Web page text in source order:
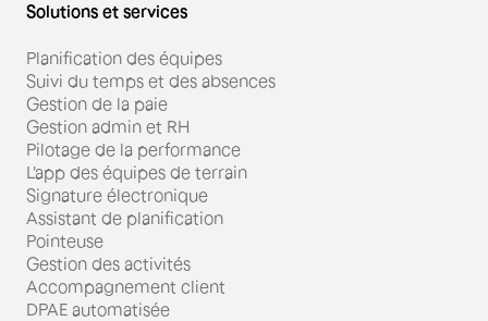
Solutions et services
Planification des équipes
Suivi du temps et des absences
Gestion de la paie
Gestion admin et RH
Pilotage de la performance
L'app des équipes de terrain
Signature électronique
Assistant de planification
Pointeuse
Gestion des activités
Accompagnement client
DPAE automatisée